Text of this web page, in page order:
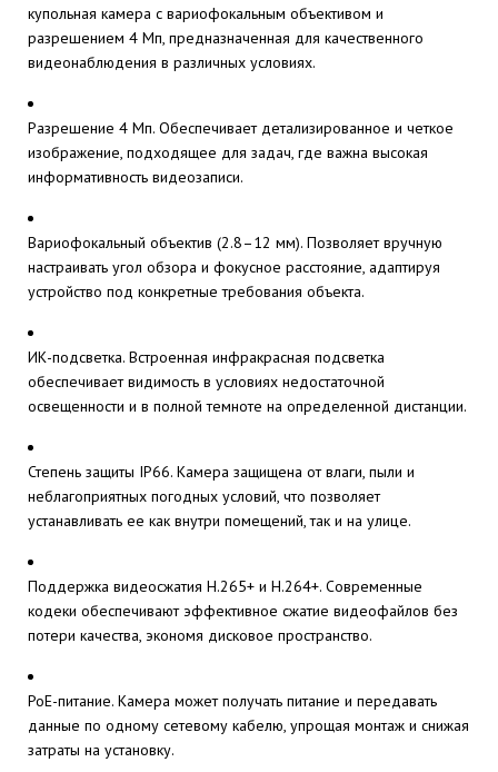
купольная камера с вариофокальным объективом и
разрешением 4 Мп, предназначенная для качественного
видеонаблюдения в различных условиях.
Разрешение 4 Мп. Обеспечивает детализированное и четкое
изображение, подходящее для задач, где важна высокая
информативность видеозаписи.
Вариофокальный объектив (2.8–12 мм). Позволяет вручную
настраивать угол обзора и фокусное расстояние, адаптируя
устройство под конкретные требования объекта.
ИК-подсветка. Встроенная инфракрасная подсветка
обеспечивает видимость в условиях недостаточной
освещенности и в полной темноте на определенной дистанции.
Степень защиты IP66. Камера защищена от влаги, пыли и
неблагоприятных погодных условий, что позволяет
устанавливать ее как внутри помещений, так и на улице.
Поддержка видеосжатия H.265+ и H.264+. Современные
кодеки обеспечивают эффективное сжатие видеофайлов без
потери качества, экономя дисковое пространство.
PoE-питание. Камера может получать питание и передавать
данные по одному сетевому кабелю, упрощая монтаж и снижая
затраты на установку.